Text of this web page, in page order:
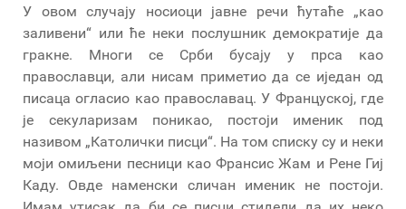
У овом случају носиоци јавне речи ћутаће „као
заливени“ или ће неки послушник демократије да
гракне. Многи се Срби бусају у прса као
православци, али нисам приметио да се иједан од
писаца огласио као православац. У Француској, где
је секуларизам поникао, постоји именик под
називом „Католички писци“. На том списку су и неки
моји омиљени песници као Франсис Жам и Рене Гиј
Каду. Овде наменски сличан именик не постоји.